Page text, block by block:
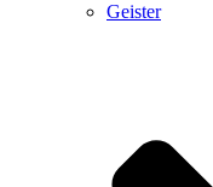
Geister